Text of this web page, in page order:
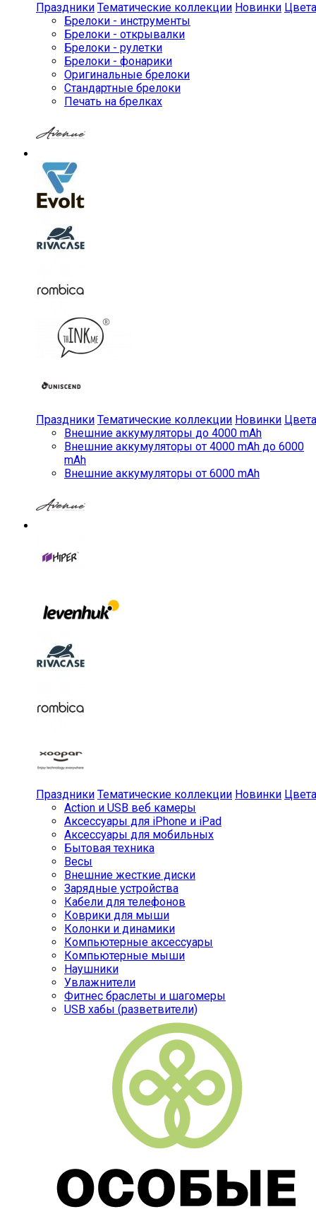
Праздники Тематические коллекции Новинки Цвета
Брелоки - инструменты
Брелоки - открывалки
Брелоки - рулетки
Брелоки - фонарики
Оригинальные брелоки
Стандартные брелоки
Печать на брелках
Праздники Тематические коллекции Новинки Цвета
Внешние аккумуляторы до 4000 mAh
Внешние аккумуляторы от 4000 mAh до 6000
mAh
Внешние аккумуляторы от 6000 mAh
Праздники Тематические коллекции Новинки Цвета
Action и USB веб камеры
Аксессуары для iPhone и iPad
Аксессуары для мобильных
Бытовая техника
Весы
Внешние жесткие диски
Зарядные устройства
Кабели для телефонов
Коврики для мыши
Колонки и динамики
Компьютерные аксессуары
Компьютерные мыши
Наушники
Увлажнители
Фитнес браслеты и шагомеры
USB хабы (разветвители)